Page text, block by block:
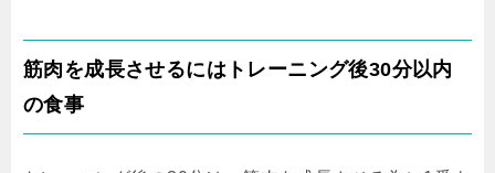
筋肉を成長させるにはトレーニング後30分以内
の食事